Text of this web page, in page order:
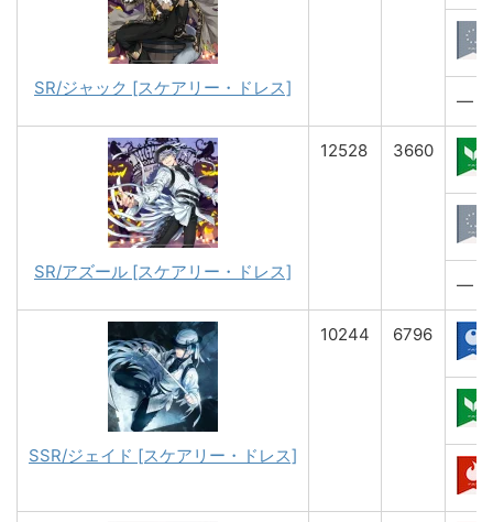
SR/ジャック [スケアリー・ドレス]
―
SR/アズール [スケアリー・ドレス]
12528 3660
―
SSR/ジェイド [スケアリー・ドレス]
10244 6796